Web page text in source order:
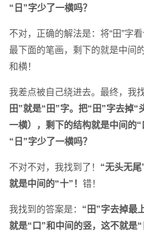
“日”字少了一横吗？
不对，正确的解法是：将“田”字
最下面的笔画，剩下的就是中间
和横！
我差点被自己绕进去。最终，我
田”就是“田”字。把“田”字去掉
一横），剩下的结构就是中间的
“日”字少了一横吗？
不对不对，我找到了！ “无头无
就是中间的“十”！ 错！
我找到的答案是： “田”字去掉最
就是“口”和中间的竖，这不就是“